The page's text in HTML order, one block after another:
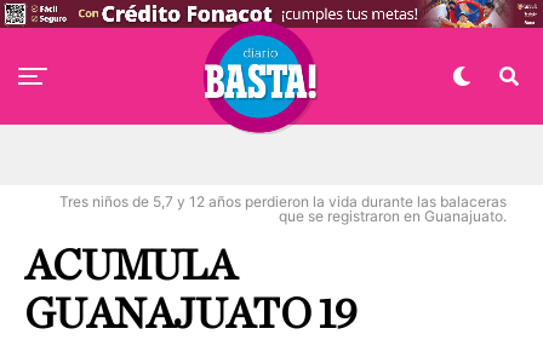
Tres niños de 5,7 y 12 años perdieron la vida durante las balaceras
que se registraron en Guanajuato.
ACUMULA
GUANAJUATO 19